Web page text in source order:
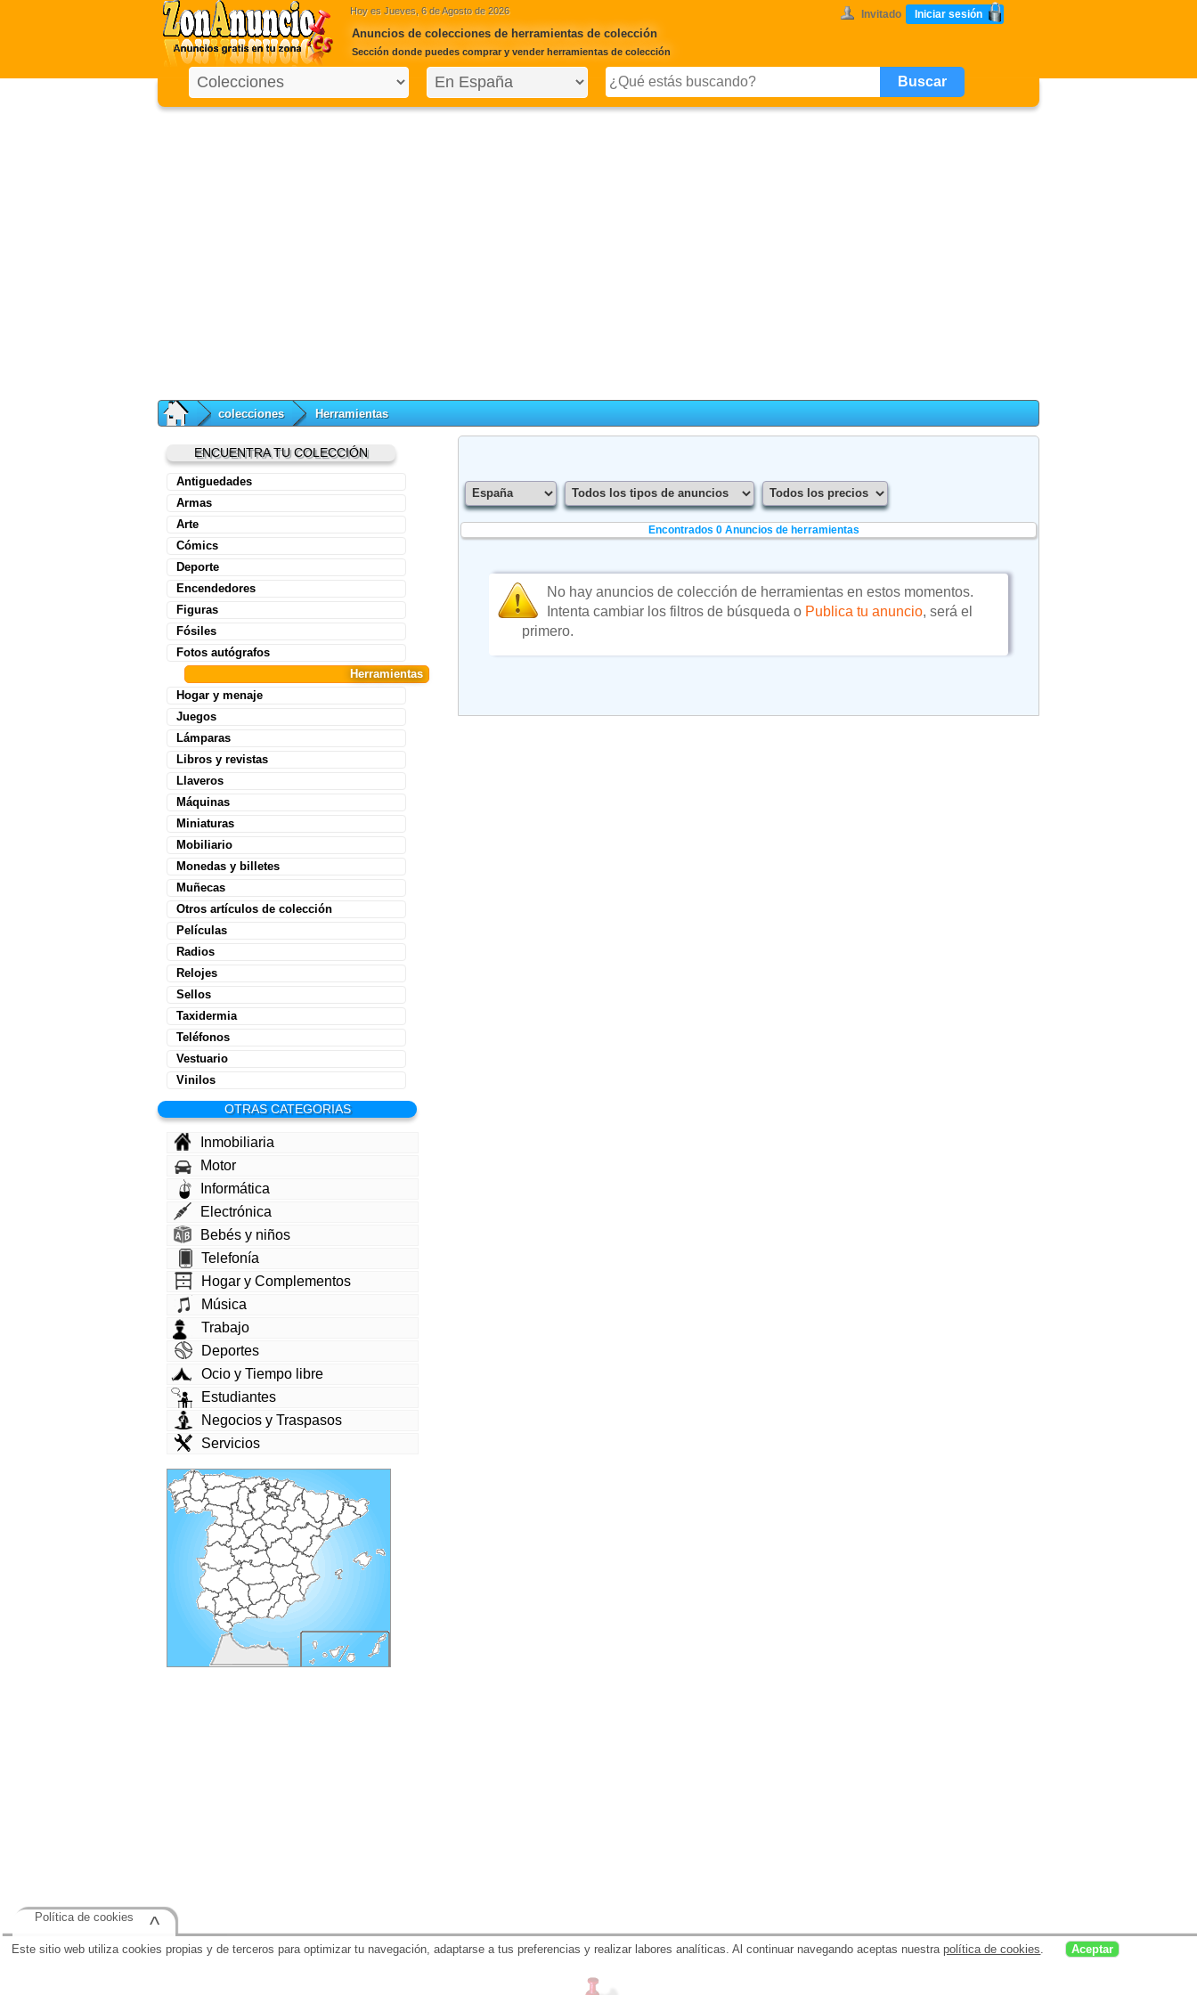
Hoy es Jueves, 6 de Agosto de 2026 Invitado Iniciar sesión
Anuncios de colecciones de herramientas de colección
Sección donde puedes comprar y vender herramientas de colección
colecciones Herramientas
ENCUENTRA TU COLECCIÓN
Antiguedades
Armas
Arte
Cómics
Deporte
Encendedores
Figuras
Fósiles
Fotos autógrafos
Herramientas
Hogar y menaje
Juegos
Lámparas
Libros y revistas
Llaveros
Máquinas
Miniaturas
Mobiliario
Monedas y billetes
Muñecas
Otros artículos de colección
Películas
Radios
Relojes
Sellos
Taxidermia
Teléfonos
Vestuario
Vinilos
OTRAS CATEGORIAS
Inmobiliaria
Motor
Informática
Electrónica
Bebés y niños
Telefonía
Hogar y Complementos
Música
Trabajo
Deportes
Ocio y Tiempo libre
Estudiantes
Negocios y Traspasos
Servicios
Encontrados 0Anuncios de herramientas
No hay anuncios de colección de herramientas en estos momentos.
Intenta cambiar los filtros de búsqueda o Publica tu anuncio, será el
primero.
Este sitio web utiliza cookies propias y de terceros para optimizar tu navegación, adaptarse a tus preferencias y realizar labores analíticas. Al continuar navegando aceptas nuestrapolítica de cookies. Aceptar
Política de cookies ^